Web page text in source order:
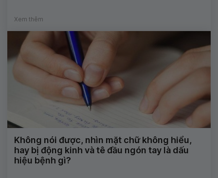
Xem thêm
Không nói được, nhìn mặt chữ không hiểu,
hay bị động kinh và tê đầu ngón tay là dấu
hiệu bệnh gì?